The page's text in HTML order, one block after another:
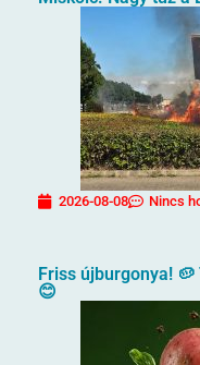
2026-08-08 Nincs
Friss újburgonya!
😊